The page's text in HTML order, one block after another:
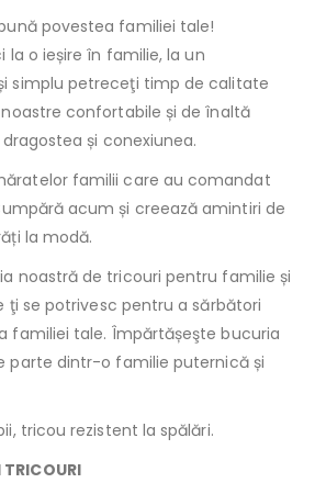
povestea familiei tale!
o ieșire în familie, la un
simplu petreceţi timp de calitate
confortabile și de înaltă
și conexiunea.
familii care au comandat
acum și creează amintiri de
la modă.
noastră de tricouri pentru familie și
ţi se potrivesc pentru a sărbători
familiei tale. Împărtășeşte bucuria
parte dintr-o familie puternică și
tricou rezistent la spălări.